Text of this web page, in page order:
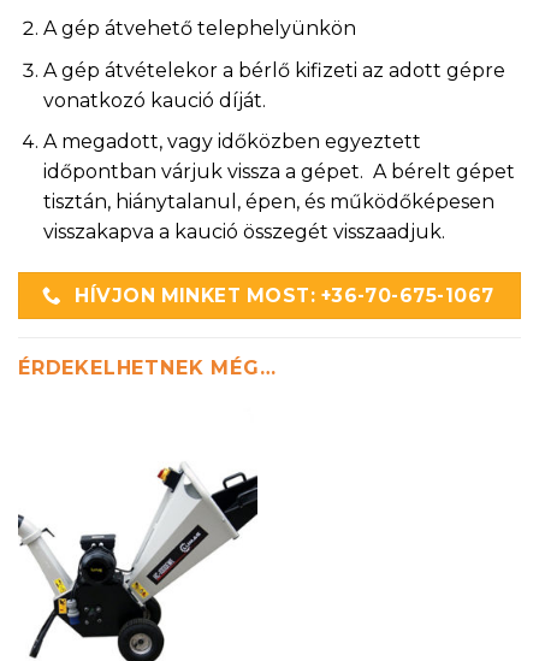
A gép átvehető telephelyünkön
A gép átvételekor a bérlő kifizeti az adott gépre
vonatkozó kaució díját.
A megadott, vagy időközben egyeztett
időpontban várjuk vissza a gépet. A bérelt gépet
tisztán, hiánytalanul, épen, és működőképesen
visszakapva a kaució összegét visszaadjuk.
HÍVJON MINKET MOST: +36-70-675-1067
ÉRDEKELHETNEK MÉG…